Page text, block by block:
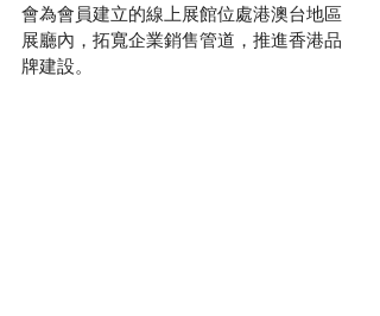
會為會員建立的線上展館位處港澳台地區
展廳內，拓寬企業銷售管道，推進香港品
牌建設。